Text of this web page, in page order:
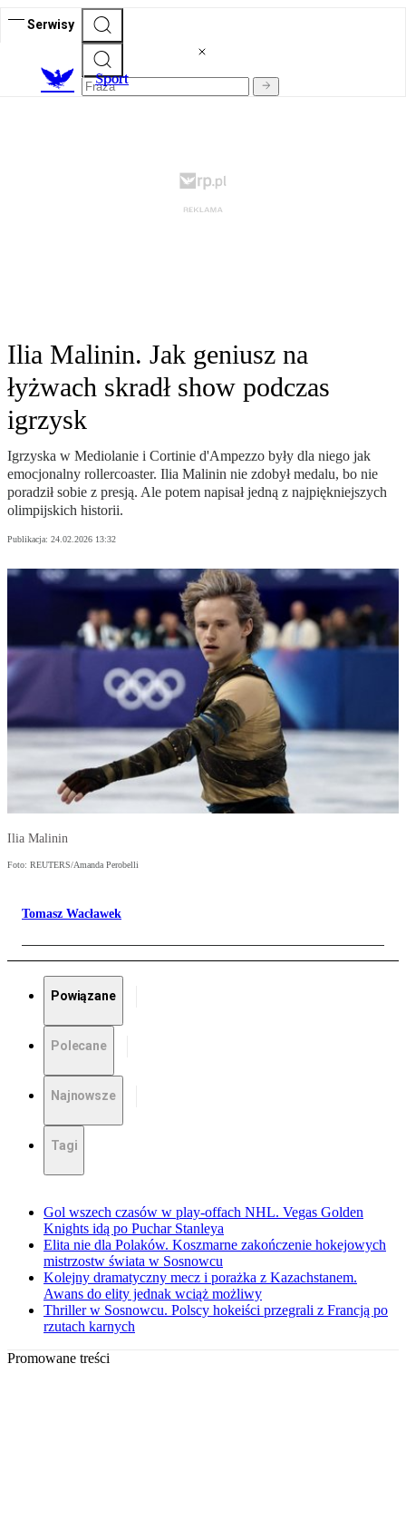
Serwisy
Sport
Ilia Malinin. Jak geniusz na
łyżwach skradł show podczas
igrzysk
Igrzyska w Mediolanie i Cortinie d'Ampezzo były dla niego jak
emocjonalny rollercoaster. Ilia Malinin nie zdobył medalu, bo nie
poradził sobie z presją. Ale potem napisał jedną z najpiękniejszych
olimpijskich historii.
Publikacja: 24.02.2026 13:32
Ilia Malinin
Foto: REUTERS/Amanda Perobelli
Tomasz Wacławek
Powiązane
Polecane
Najnowsze
Tagi
Gol wszech czasów w play-offach NHL. Vegas Golden
Knights idą po Puchar Stanleya
Elita nie dla Polaków. Koszmarne zakończenie hokejowych
mistrzostw świata w Sosnowcu
Kolejny dramatyczny mecz i porażka z Kazachstanem.
Awans do elity jednak wciąż możliwy
Thriller w Sosnowcu. Polscy hokeiści przegrali z Francją po
rzutach karnych
Promowane treści